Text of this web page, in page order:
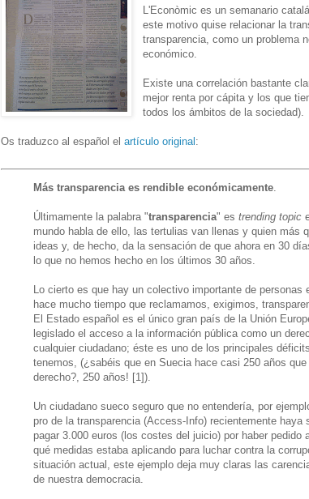
L'Econòmic es un semanario
este motivo quise relacionar la
transparencia, como un problema
económico.
Existe una correlación bastante
mejor renta por cápita y los que
todos los ámbitos de la sociedad).
Os traduzco al español el artículo original:
Más transparencia es rendible económicamente.
Últimamente la palabra "transparencia" es trending topic
mundo habla de ello, las tertulias van llenas y quien más
ideas y, de hecho, da la sensación de que ahora en 30
lo que no hemos hecho en los últimos 30 años.
Lo cierto es que hay un colectivo importante de personas
hace mucho tiempo que reclamamos, exigimos,
El Estado español es el único gran país de la Unión
legislado el acceso a la información pública como un
cualquier ciudadano; éste es uno de los principales
tenemos, (¿sabéis que en Suecia hace casi 250 años
derecho?, 250 años! [1]).
Un ciudadano sueco seguro que no entendería, por
pro de la transparencia (Access-Info) recientemente haya
pagar 3.000 euros (los costes del juicio) por haber pedido
qué medidas estaba aplicando para luchar contra la
situación actual, este ejemplo deja muy claras las
de nuestra democracia.